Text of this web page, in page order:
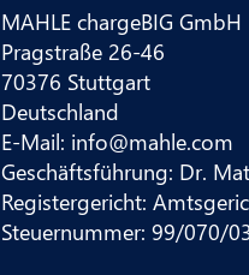
MAHLE chargeBIG GmbH
Pragstraße 26-46
70376 Stuttgart
Deutschland
E-Mail: info@mahle.com
Geschäftsführung: Dr.
Registergericht:
Steuernummer: 99/070/